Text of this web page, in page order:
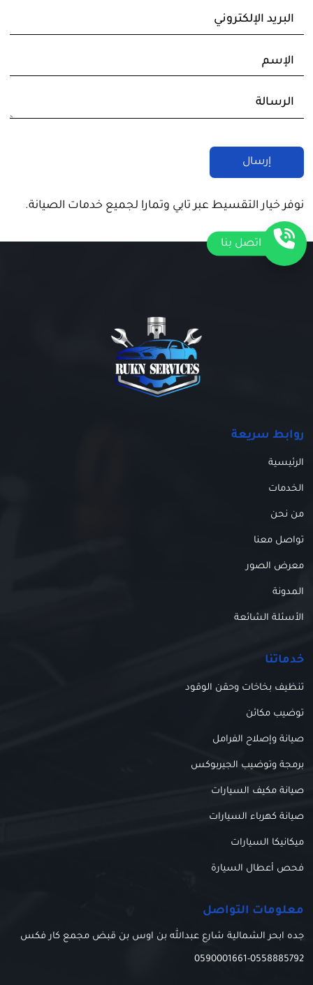
نوفر خيار التقسيط عبر تابي وتمارا لجميع خدمات الصيانة.
اتصل بنا
روابط سريعة
الرئيسية
الخدمات
من نحن
تواصل معنا
معرض الصور
المدونة
الأسئلة الشائعة
خدماتنا
تنظيف بخاخات وحقن الوقود
توضيب مكائن
صيانة وإصلاح الفرامل
برمجة وتوضيب الجيربوكس
صيانة مكيف السيارات
صيانة كهرباء السيارات
ميكانيكا السيارات
فحص أعطال السيارة
معلومات التواصل
جده ابحر الشمالية شارع عبدالله بن اوس بن قبض مجمع كار فكس
0558885792
-
0590001661